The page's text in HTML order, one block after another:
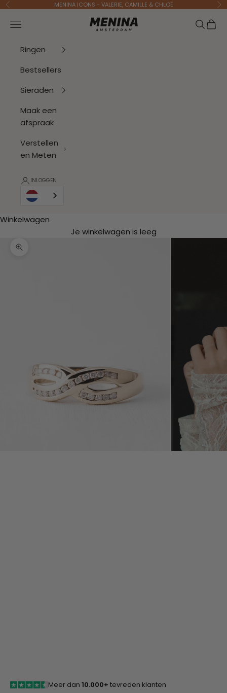
Naar inhoud
Vorige MENINA ICONS - VALERIE, CAMILLE & CHLOE
Menina Amsterdam
Navigatiemenu openen Zoeken
Ringen
Bestsellers
Sieraden
Maak een
afspraak
Verstellen
en Meten
INLOGGEN
Winkelwagen
Je winkelwagen is leeg
In-/uitzoomen
Meer dan 10.000+ tevreden klanten